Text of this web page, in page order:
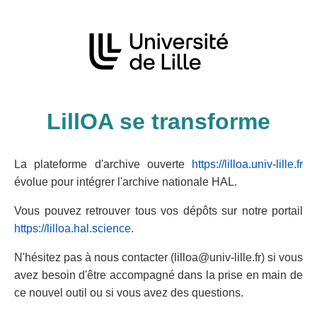
LillOA se transforme
La plateforme d'archive ouverte
https://lilloa.univ-lille.fr
évolue pour intégrer l'archive nationale HAL.
Vous pouvez retrouver tous vos dépôts sur notre portail
https://lilloa.hal.science.
N'hésitez pas à nous contacter (lilloa@univ-lille.fr) si vous
avez besoin d'être accompagné dans la prise en main de
ce nouvel outil ou si vous avez des questions.